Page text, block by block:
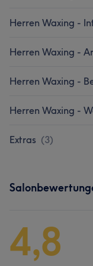
Herren Waxing -
Herren Waxing -
Herren Waxing -
Herren Waxing -
Extras (3)
4,8